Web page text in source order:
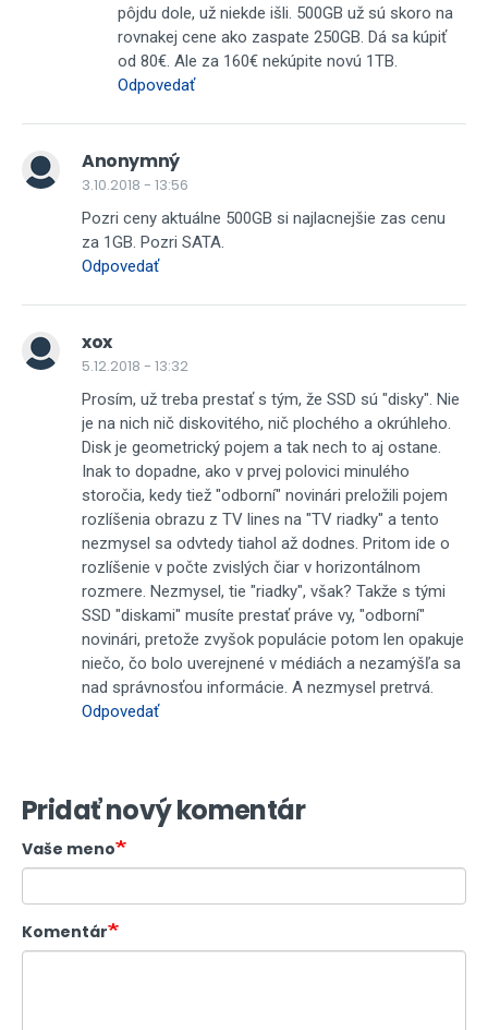
pôjdu dole, už niekde išli. 500GB už sú skoro na
rovnakej cene ako zaspate 250GB. Dá sa kúpiť
od 80€. Ale za 160€ nekúpite novú 1TB.
Odpovedať
Anonymný
3.10.2018 - 13:56
Pozri ceny aktuálne 500GB si najlacnejšie zas cenu
za 1GB. Pozri SATA.
Odpovedať
xox
5.12.2018 - 13:32
Prosím, už treba prestať s tým, že SSD sú "disky". Nie
je na nich nič diskovitého, nič plochého a okrúhleho.
Disk je geometrický pojem a tak nech to aj ostane.
Inak to dopadne, ako v prvej polovici minulého
storočia, kedy tiež "odborní" novinári preložili pojem
rozlíšenia obrazu z TV lines na "TV riadky" a tento
nezmysel sa odvtedy tiahol až dodnes. Pritom ide o
rozlíšenie v počte zvislých čiar v horizontálnom
rozmere. Nezmysel, tie "riadky", však? Takže s tými
SSD "diskami" musíte prestať práve vy, "odborní"
novinári, pretože zvyšok populácie potom len opakuje
niečo, čo bolo uverejnené v médiách a nezamýšľa sa
nad správnosťou informácie. A nezmysel pretrvá.
Odpovedať
Pridať nový komentár
Vaše meno
Komentár